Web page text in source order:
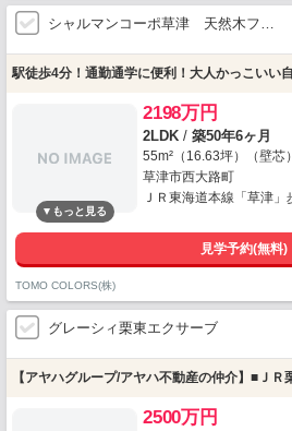
シャルマンコーポ草津 天然木フ…
駅徒歩4分！通勤通学に便利！大人かっこいい
2198万円
2LDK / 築50年6ヶ月
55m²（16.63坪）（壁芯）
草津市西大路町
ＪＲ東海道本線「草津」
見学予約(無料)
TOMO COLORS(株)
グレーシィ栗東エクサーブ
【アヤハグループ/アヤハ不動産の仲介】■ＪＲ
2500万円